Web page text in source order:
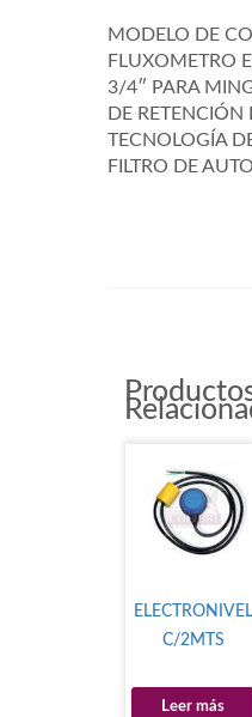
MODELO DE
FLUXOMETRO
3/4″ PARA
DE RETENCIÓN
TECNOLOGÍA
FILTRO DE
ELECTRONIVEL
C/2MTS
Leer más